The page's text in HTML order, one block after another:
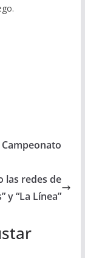
las redes de
y “La Línea”